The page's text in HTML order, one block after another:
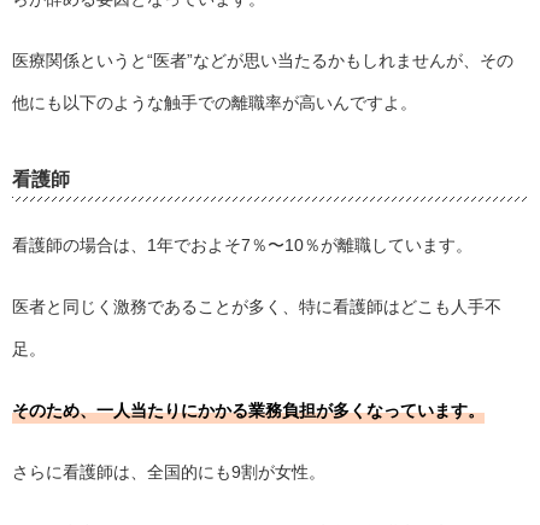
医療関係というと“医者”などが思い当たるかもしれませんが、その
他にも以下のような触手での離職率が高いんですよ。
看護師
看護師の場合は、1年でおよそ7％〜10％が離職しています。
医者と同じく激務であることが多く、特に看護師はどこも人手不
足。
そのため、一人当たりにかかる業務負担が多くなっています。
さらに看護師は、全国的にも9割が女性。